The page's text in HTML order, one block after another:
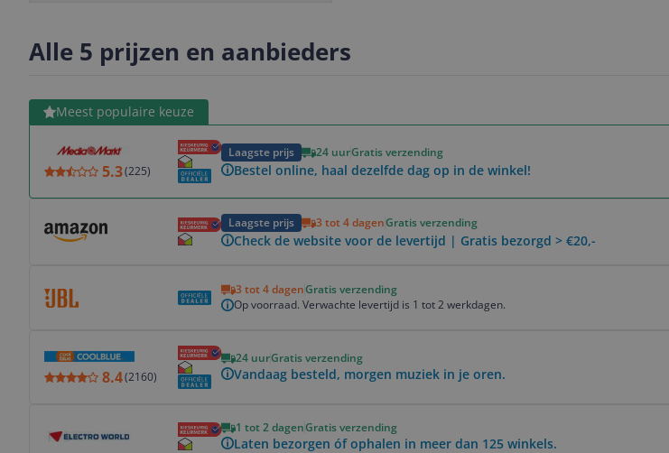
Alle 5 prijzen en aanbieders
Meest populaire keuze
5.3(225)
Laagste prijs 24 uurGratis verzending
Bestel online, haal dezelfde dag op in de winkel!
Bekijk product
Laagste prijs 3 tot 4 dagenGratis verzending
Check de website voor de levertijd | Gratis bezorgd > €20,-
3 tot 4 dagenGratis verzending
Op voorraad. Verwachte levertijd is 1 tot 2 werkdagen.
8.4(2160)
24 uurGratis verzending
Vandaag besteld, morgen muziek in je oren.
1 tot 2 dagenGratis verzending
Laten bezorgen óf ophalen in meer dan 125 winkels.